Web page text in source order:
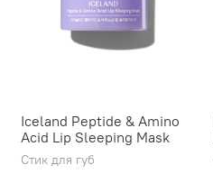
Iceland Peptide & Amino
Acid Lip Sleeping Mask
Стик для губ